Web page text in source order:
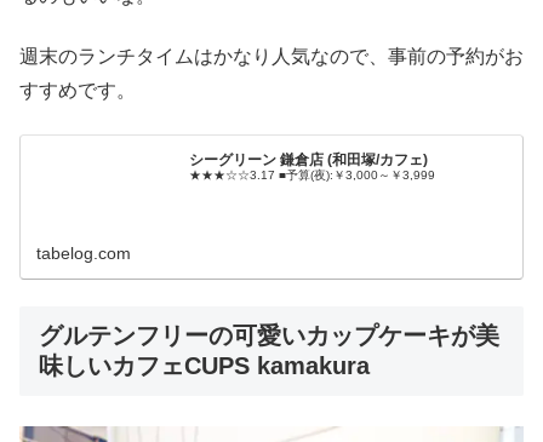
週末のランチタイムはかなり人気なので、事前の予約がお
すすめです。
シーグリーン 鎌倉店 (和田塚/カフェ)
★★★☆☆3.17 ■予算(夜):￥3,000～￥3,999
tabelog.com
グルテンフリーの可愛いカップケーキが美
味しいカフェCUPS kamakura